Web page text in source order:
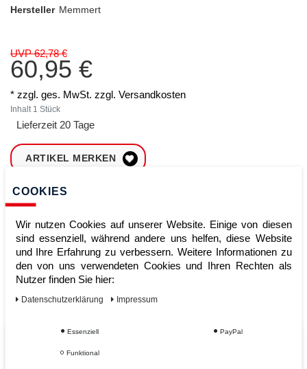
Hersteller Memmert
UVP 62,78 €
60,95 €
* zzgl. ges. MwSt. zzgl. Versandkosten
Inhalt 1 Stück
Lieferzeit 20 Tage
ARTIKEL MERKEN
ZUM WARENKORB
Sofort lieferbar
Kauf auf Rechnung
COOKIES
Wir nutzen Cookies auf unserer Website. Einige von diesen
sind essenziell, während andere uns helfen, diese Website
und Ihre Erfahrung zu verbessern. Weitere Informationen zu
den von uns verwendeten Cookies und Ihren Rechten als
Nutzer finden Sie hier:
Daten­schutz­erklärung Impressum
Essenziell PayPal
Funktional